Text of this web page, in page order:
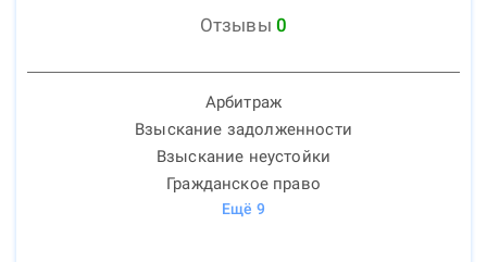
Отзывы 0
Арбитраж
Взыскание задолженности
Взыскание неустойки
Гражданское право
Ещё 9